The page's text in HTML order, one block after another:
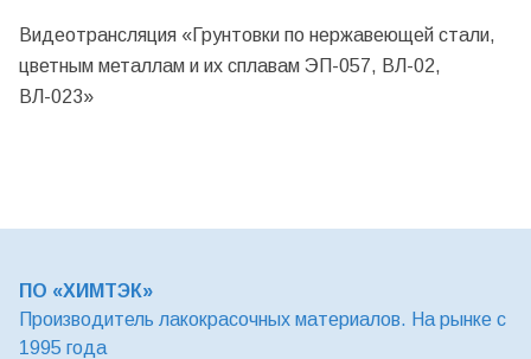
Видеотрансляция «Грунтовки по нержавеющей стали,
цветным металлам и их сплавам ЭП-057, ВЛ-02,
ВЛ-023»
ПО «ХИМТЭК»
Производитель лакокрасочных материалов. На рынке с
1995 года